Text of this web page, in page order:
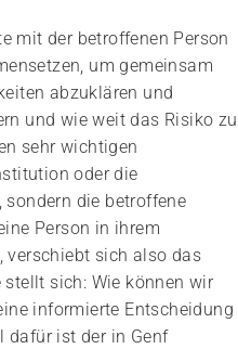
mit der betroffenen Person
um gemeinsam
abzuklären und
und wie weit das Risiko zu
sehr wichtigen
oder die
die betroffene
Person in ihrem
verschiebt sich also das
sich: Wie können wir
informierte Entscheidung
dafür ist der in Genf